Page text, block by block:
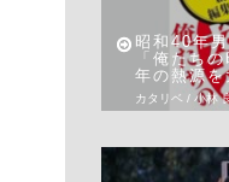
昭和40年
「俺たち
年の熱源
カタリベ / 小林